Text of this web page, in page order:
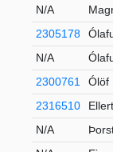
N/A
2305178
N/A
2300761
Ólöf
2316510
N/A